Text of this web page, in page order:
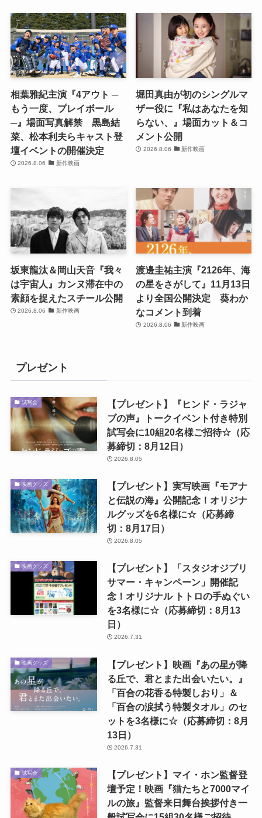
相葉雅紀主演『4アウト ─
もう一度、プレイボール
─』場面写真解禁 黒島結
菜、松本利夫らキャスト登
壇イベントの開催決定
2026.8.06 新作映画
堀田真由が初のシングルマ
ザー役に『私はあなたを知
らない、』場面カット＆コ
メント公開
2026.8.06 新作映画
坂東龍汰＆岡山天音『我々
は宇宙人』カンヌ滞在中の
素顔を捉えたスチール公開
2026.8.06 新作映画
渡邊圭祐主演『2126年、海
の星をさがして』11月13日
より全国公開決定 葵わか
なコメント到着
2026.8.06 新作映画
プレゼント
試写会
【プレゼント】『ヒンド・ラジャ
ブの声』トークイベント付き特別
試写会に10組20名様ご招待☆（応
募締切：8月12日）
2026.8.05
映画グッズ
【プレゼント】実写映画『モアナ
と伝説の海』公開記念！オリジナ
ルグッズを6名様に☆（応募締
切：8月17日）
2026.8.05
映画グッズ
【プレゼント】「スタジオジブリ
サマー・キャンペーン」開催記
念！オリジナル トトロの手ぬぐい
を3名様に☆（応募締切：8月13
日）
2026.7.31
映画グッズ
【プレゼント】映画『あの星が降
る丘で、君とまた出会いたい。』
「百合の花香る特製しおり」＆
「百合の涙拭う特製タオル」のセ
ットを3名様に☆（応募締切：8月
13日）
2026.7.31
試写会
【プレゼント】マイ・ホン監督登
壇予定！映画『猫たちと7000マイ
ルの旅』監督来日舞台挨拶付き一